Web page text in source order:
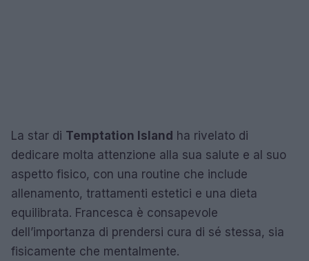
La star di Temptation Island ha rivelato di
dedicare molta attenzione alla sua salute e al suo
aspetto fisico, con una routine che include
allenamento, trattamenti estetici e una dieta
equilibrata. Francesca è consapevole
dell’importanza di prendersi cura di sé stessa, sia
fisicamente che mentalmente.